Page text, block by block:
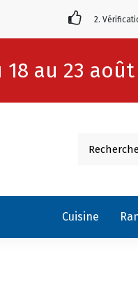
2.
au 23
Cuisine